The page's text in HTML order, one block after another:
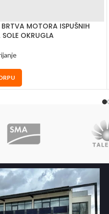
BRTVA MOTORA ISPUŠNIH
OKRUGLA